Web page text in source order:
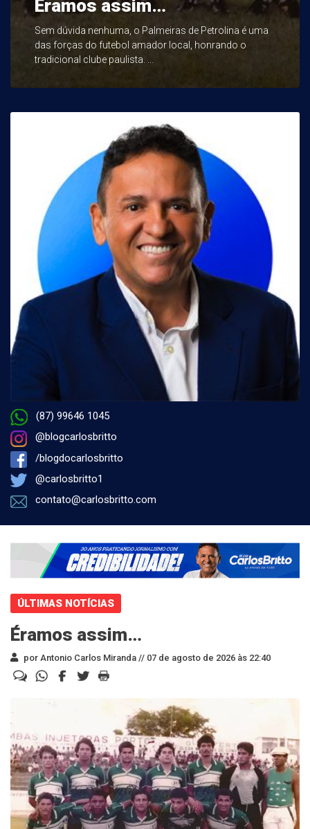
Éramos assim…
Sem dúvida nenhuma, o Palmeiras de Petrolina é uma
das forças do futebol amador local, honrando o
tradicional clube paulista. ...
(87) 99646 1045
@blogcarlosbritto
/blogdocarlosbritto
@carlosbritto1
contato@carlosbritto.com
ÚLTIMAS NOTÍCIAS
Éramos assim…
por Antonio Carlos Miranda // 07 de agosto de 2026 às 22:40